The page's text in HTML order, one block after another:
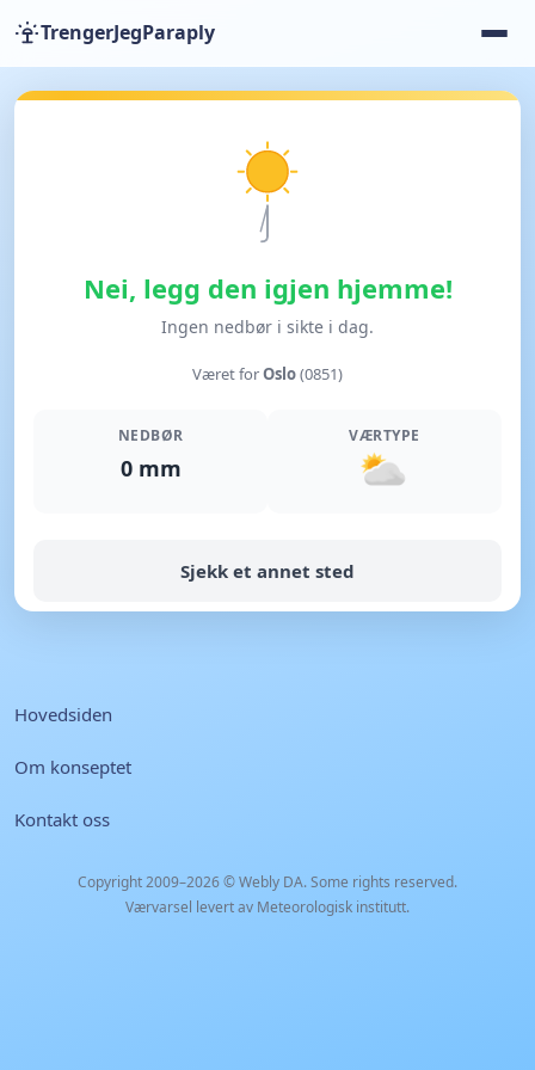
TrengerJegParaply
Nei, legg den igjen hjemme!
Ingen nedbør i sikte i dag.
Været forOslo(0851)
NEDBØR
0 mm
VÆRTYPE
Sjekk et annet sted
Hovedsiden
Om konseptet
Kontakt oss
Copyright 2009–2026 ©Webly DA. Some rights reserved.
Værvarsel levert av Meteorologisk institutt.